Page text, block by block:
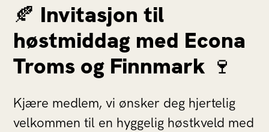
🍂 Invitasjon til
høstmiddag med Econa
Troms og Finnmark 🍷
Kjære medlem, vi ønsker deg hjertelig
velkommen til en hyggelig høstkveld med